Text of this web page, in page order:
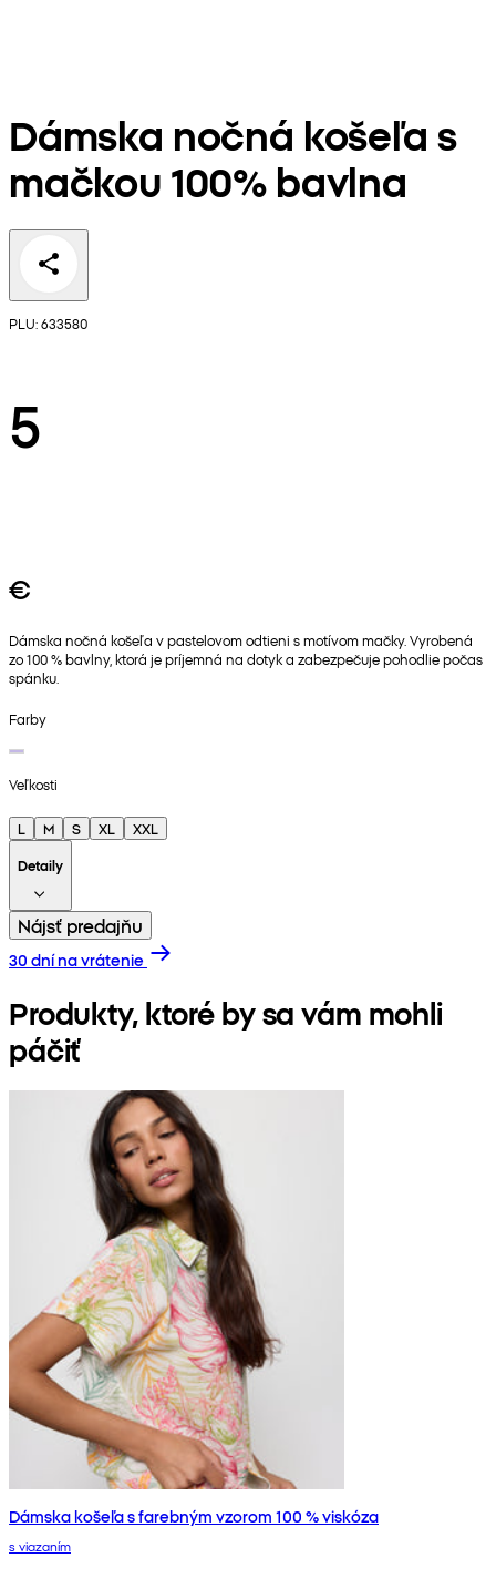
Dámska nočná košeľa s
mačkou 100% bavlna
PLU: 633580
5
€
Dámska nočná košeľa v pastelovom odtieni s motívom mačky. Vyrobená
zo 100 % bavlny, ktorá je príjemná na dotyk a zabezpečuje pohodlie počas
spánku.
Farby
Veľkosti
L M S XL
XXL
Detaily
Nájsť predajňu
30 dní na vrátenie
Produkty, ktoré by sa vám mohli
páčiť
Dámska košeľa s farebným vzorom 100 % viskóza
s viazaním